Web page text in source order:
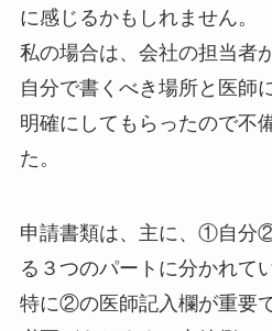
に感じるかもしれません。
私の場合は、会社の担当者
自分で書くべき場所と医師
明確にしてもらったので不
た。
申請書類は、主に、①自分
る３つのパートに分かれて
特に②の医師記入欄が重要